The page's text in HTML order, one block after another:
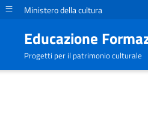
Ministero della cultura
Educazione
Progetti per il patrimonio culturale